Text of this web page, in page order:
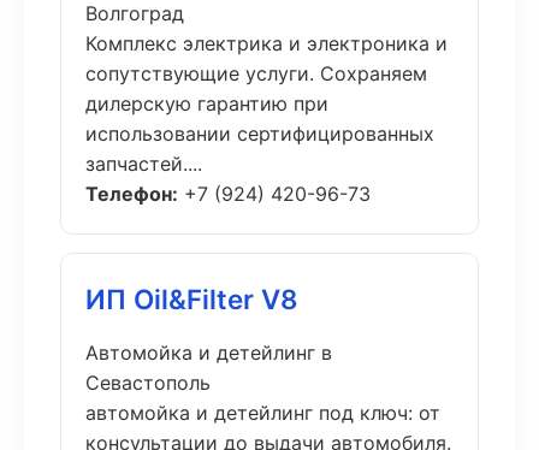
Волгоград
Комплекс электрика и электроника и
сопутствующие услуги. Сохраняем
дилерскую гарантию при
использовании сертифицированных
запчастей....
Телефон: +7 (924) 420-96-73
ИП Oil&Filter V8
Автомойка и детейлинг в
Севастополь
автомойка и детейлинг под ключ: от
консультации до выдачи автомобиля.